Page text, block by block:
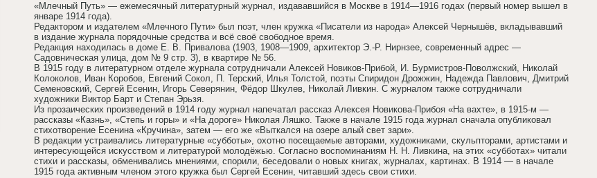
«Млечный Путь» — ежемесячный литературный журнал, издававшийся в Москве в 1914—1916 годах (первый номер вышел в
январе 1914 года).
Редактором и издателем «Млечного Пути» был поэт, член кружка «Писатели из народа» Алексей Чернышёв, вкладывавший
в издание журнала порядочные средства и всё своё свободное время.
Редакция находилась в доме Е. В. Привалова (1903, 1908—1909, архитектор Э.-Р. Нирнзее, современный адрес —
Садовническая улица, дом № 9 стр. 3), в квартире № 56.
В 1915 году в литературном отделе журнала сотрудничали Алексей Новиков-Прибой, И. Бурмистров-Поволжский, Николай
Колоколов, Иван Коробов, Евгений Сокол, П. Терский, Илья Толстой, поэты Спиридон Дрожжин, Надежда Павлович, Дмитрий
Семеновский, Сергей Есенин, Игорь Северянин, Фёдор Шкулев, Николай Ливкин. С журналом также сотрудничали
художники Виктор Барт и Степан Эрьзя.
Из прозаических произведений в 1914 году журнал напечатал рассказ Алексея Новикова-Прибоя «На вахте», в 1915-м —
рассказы «Казнь», «Степь и горы» и «На дороге» Николая Ляшко. Также в начале 1915 года журнал сначала опубликовал
стихотворение Есенина «Кручина», затем — его же «Выткался на озере алый свет зари».
В редакции устраивались литературные «субботы», охотно посещаемые авторами, художниками, скульпторами, артистами и
интересующейся искусством и литературой молодёжью. Согласно воспоминаниям Н. Н. Ливкина, на этих «субботах» читали
стихи и рассказы, обменивались мнениями, спорили, беседовали о новых книгах, журналах, картинах. В 1914 — в начале
1915 года активным членом этого кружка был Сергей Есенин, читавший здесь свои стихи.